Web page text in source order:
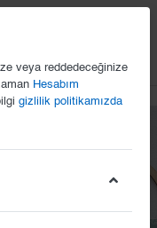
veya reddedeceğinize
Hesabım
gizlilik politikamızda